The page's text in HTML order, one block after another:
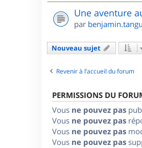
Une aventure
par
Nouveau sujet
Revenir à l’accueil du forum
PERMISSIONS DU
Vous ne pouvez pas
Vous ne pouvez pas
Vous ne pouvez pas
Vous ne pouvez pas